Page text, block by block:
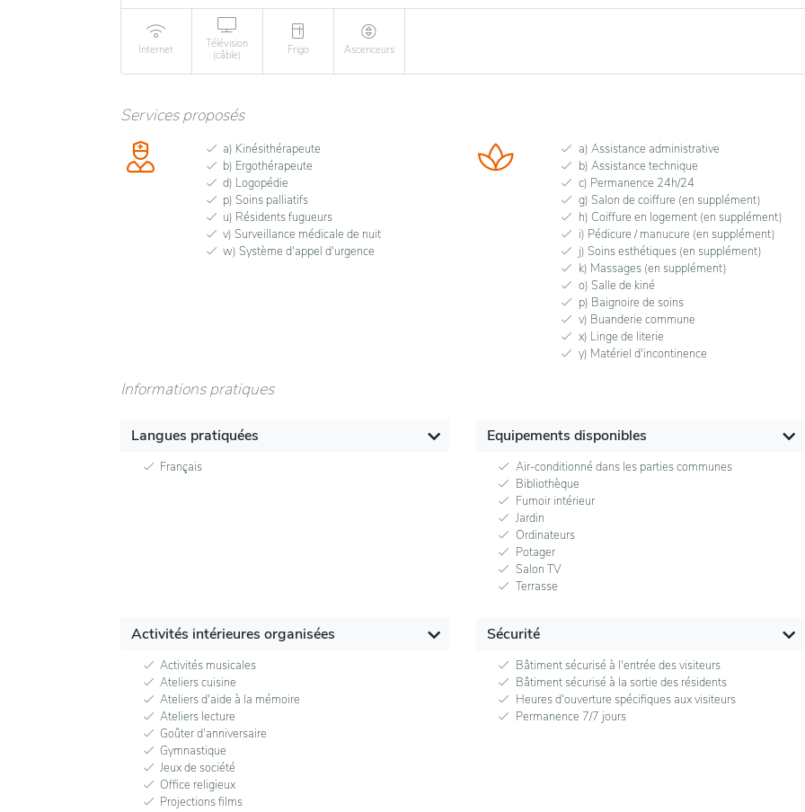
Internet
Télévision
(câble)
Frigo Ascenceurs
Services proposés
a) Kinésithérapeute
b) Ergothérapeute
d) Logopédie
p) Soins palliatifs
u) Résidents fugueurs
v) Surveillance médicale de nuit
w) Système d'appel d'urgence
a) Assistance administrative
b) Assistance technique
c) Permanence 24h/24
g) Salon de coiffure (en supplément)
h) Coiffure en logement (en supplément)
i) Pédicure / manucure (en supplément)
j) Soins esthétiques (en supplément)
k) Massages (en supplément)
o) Salle de kiné
p) Baignoire de soins
v) Buanderie commune
x) Linge de literie
y) Matériel d'incontinence
Informations pratiques
Langues pratiquées
Français
Equipements disponibles
Air-conditionné dans les parties communes
Bibliothèque
Fumoir intérieur
Jardin
Ordinateurs
Potager
Salon TV
Terrasse
Activités intérieures organisées
Activités musicales
Ateliers cuisine
Ateliers d'aide à la mémoire
Ateliers lecture
Goûter d'anniversaire
Gymnastique
Jeux de société
Office religieux
Projections films
Sécurité
Bâtiment sécurisé à l'entrée des visiteurs
Bâtiment sécurisé à la sortie des résidents
Heures d'ouverture spécifiques aux visiteurs
Permanence 7/7 jours